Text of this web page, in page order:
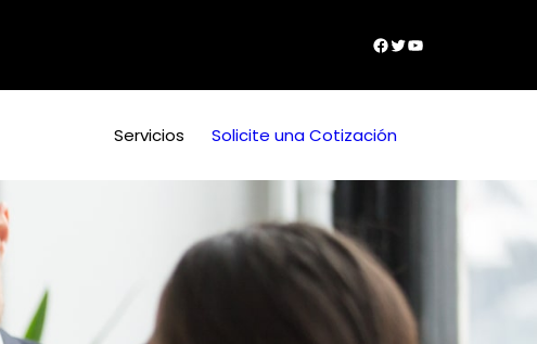
Facebook
Twitter
YouTube
Servicios Solicite una Cotización